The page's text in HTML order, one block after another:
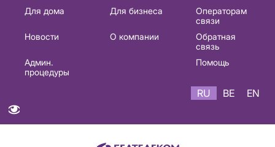
Основная
навигация
Для дома Для бизнеса
Операторам
связи
Новости
О компании
Обратная
связь
Админ.
процедуры
Помощь
RU BE EN